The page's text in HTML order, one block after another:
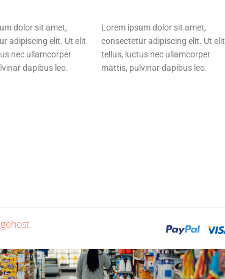
dolor sit amet,
adipiscing elit. Ut elit
nec ullamcorper
dapibus leo.
Lorem ipsum dolor sit amet,
consectetur adipiscing elit. Ut elit
tellus, luctus nec ullamcorper
mattis, pulvinar dapibus leo.